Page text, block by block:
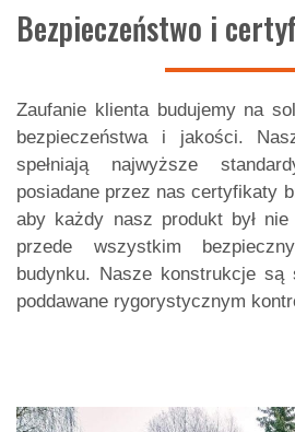
Bezpieczeństwo i
Zaufanie klienta budujemy na
bezpieczeństwa i jakości.
spełniają najwyższe
posiadane przez nas certyfikaty
aby każdy nasz produkt był
przede wszystkim
budynku. Nasze konstrukcje są
poddawane rygorystycznym